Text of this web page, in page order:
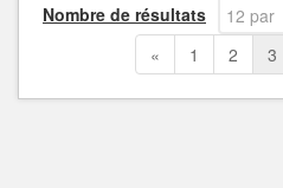
Nombre de résultats
12 par
page
« 1 2 3